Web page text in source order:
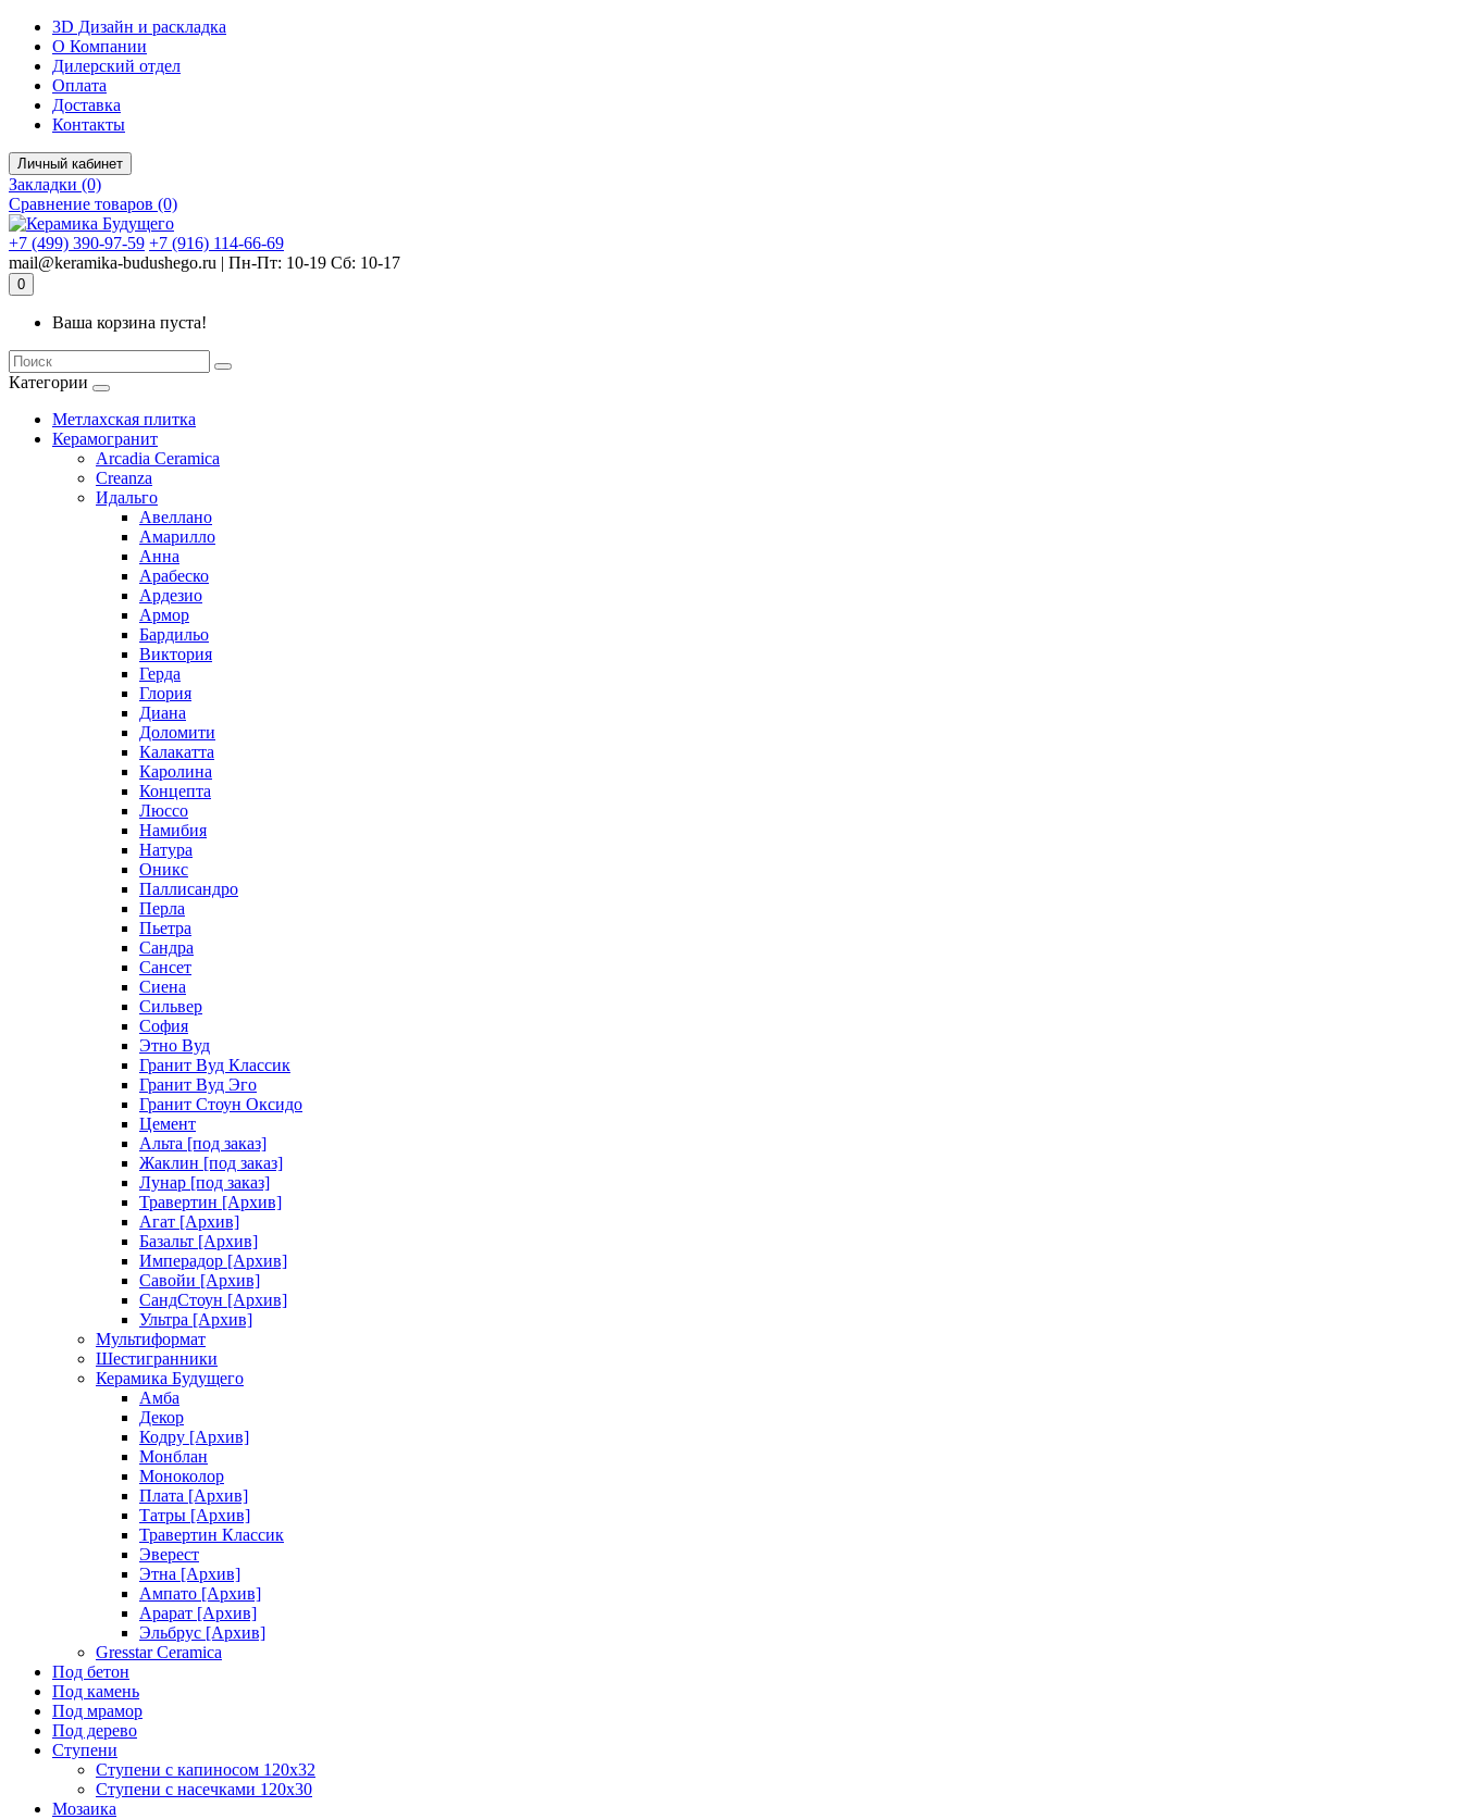
3D Дизайн и раскладка
О Компании
Дилерский отдел
Оплата
Доставка
Контакты
Личный кабинет
Закладки (0)
Сравнение товаров (0)
+7 (499) 390-97-59 +7 (916) 114-66-69
mail@keramika-budushego.ru | Пн-Пт: 10-19 Сб: 10-17
0
Ваша корзина пуста!
Категории
Метлахская плитка
Керамогранит
Arcadia Ceramica
Creanza
Идальго
Авеллано
Амарилло
Анна
Арабеско
Ардезио
Армор
Бардильо
Виктория
Герда
Глория
Диана
Доломити
Калакатта
Каролина
Концепта
Люссо
Намибия
Натура
Оникс
Паллисандро
Перла
Пьетра
Сандра
Сансет
Сиена
Сильвер
София
Этно Вуд
Гранит Вуд Классик
Гранит Вуд Эго
Гранит Стоун Оксидо
Цемент
Альта [под заказ]
Жаклин [под заказ]
Лунар [под заказ]
Травертин [Архив]
Агат [Архив]
Базальт [Архив]
Имперадор [Архив]
Савойи [Архив]
СандСтоун [Архив]
Ультра [Архив]
Мультиформат
Шестигранники
Керамика Будущего
Амба
Декор
Кодру [Архив]
Монблан
Моноколор
Плата [Архив]
Татры [Архив]
Травертин Классик
Эверест
Этна [Архив]
Ампато [Архив]
Арарат [Архив]
Эльбрус [Архив]
Gresstar Ceramica
Под бетон
Под камень
Под мрамор
Под дерево
Ступени
Ступени с капиносом 120х32
Ступени с насечками 120х30
Мозаика